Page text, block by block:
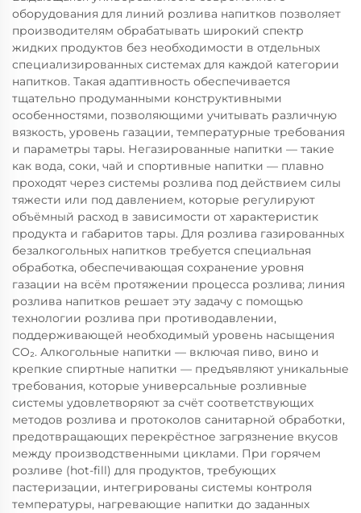
оборудования для линий розлива напитков позволяет
производителям обрабатывать широкий спектр
жидких продуктов без необходимости в отдельных
специализированных системах для каждой категории
напитков. Такая адаптивность обеспечивается
тщательно продуманными конструктивными
особенностями, позволяющими учитывать различную
вязкость, уровень газации, температурные требования
и параметры тары. Негазированные напитки — такие
как вода, соки, чай и спортивные напитки — плавно
проходят через системы розлива под действием силы
тяжести или под давлением, которые регулируют
объёмный расход в зависимости от характеристик
продукта и габаритов тары. Для розлива газированных
безалкогольных напитков требуется специальная
обработка, обеспечивающая сохранение уровня
газации на всём протяжении процесса розлива; линия
розлива напитков решает эту задачу с помощью
технологии розлива при противодавлении,
поддерживающей необходимый уровень насыщения
CO₂. Алкогольные напитки — включая пиво, вино и
крепкие спиртные напитки — предъявляют уникальные
требования, которые универсальные розливные
системы удовлетворяют за счёт соответствующих
методов розлива и протоколов санитарной обработки,
предотвращающих перекрёстное загрязнение вкусов
между производственными циклами. При горячем
розливе (hot-fill) для продуктов, требующих
пастеризации, интегрированы системы контроля
температуры, нагревающие напитки до заданных